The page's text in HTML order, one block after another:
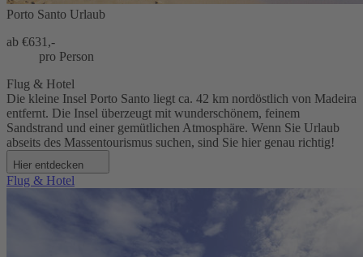
Porto Santo Urlaub
ab €631,-
pro Person
Flug & Hotel
Die kleine Insel Porto Santo liegt ca. 42 km nordöstlich von Madeira
entfernt. Die Insel überzeugt mit wunderschönem, feinem
Sandstrand und einer gemütlichen Atmosphäre. Wenn Sie Urlaub
abseits des Massentourismus suchen, sind Sie hier genau richtig!
Hier entdecken
Flug & Hotel